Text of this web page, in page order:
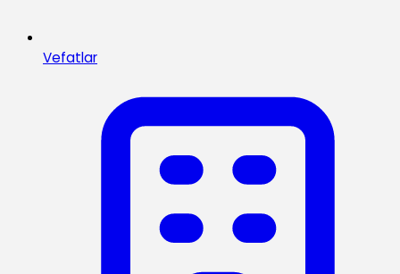
Vefatlar